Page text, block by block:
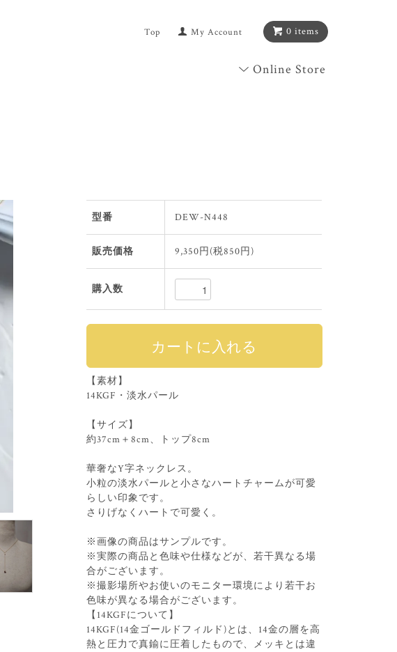
0 items
Top My Account
Online Store
型番 DEW-N448
販売価格 9,350円(税850円)
購入数
【素材】
14KGF・淡水パール
【サイズ】
約37cm＋8cm、トップ8cm
華奢なY字ネックレス。
小粒の淡水パールと小さなハートチャームが可愛
らしい印象です。
さりげなくハートで可愛く。
※画像の商品はサンプルです。
※実際の商品と色味や仕様などが、若干異なる場
合がございます。
※撮影場所やお使いのモニター環境により若干お
色味が異なる場合がございます。
【14KGFについて】
14KGF(14金ゴールドフィルド)とは、14金の層を高
熱と圧力で真鍮に圧着したもので、メッキとは違